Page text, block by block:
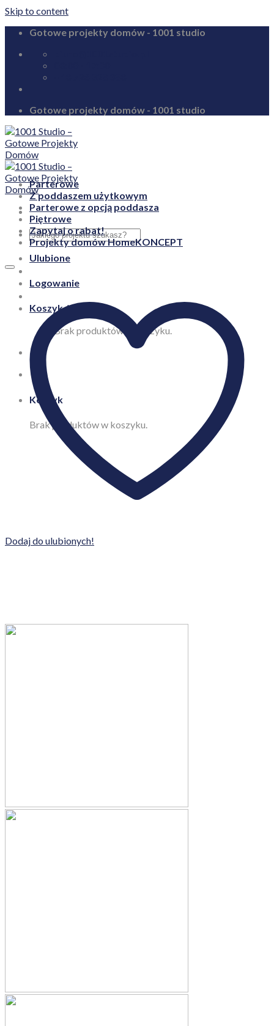
Skip to content
Gotowe projekty domów - 1001 studio
Gotowe projekty domów - 1001 studio
Ulubione
Logowanie
Koszyk /0,00
Brak produktów w koszyku.
Koszyk
Brak produktów w koszyku.
Parterowe
Z poddaszem użytkowym
Parterowe z opcją poddasza
Piętrowe
Zapytaj o rabat!
Projekty domów HomeKONCEPT
Dodaj do ulubionych!